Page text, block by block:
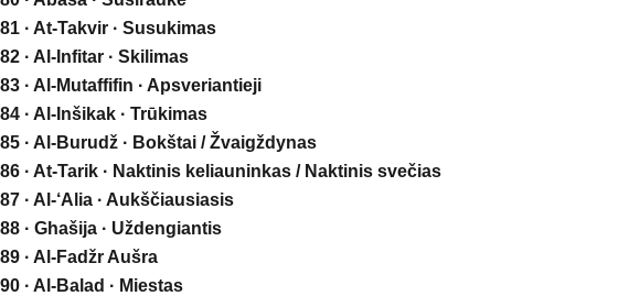
81 · At-Takvir · Susukimas
82 · Al-Infitar · Skilimas
83 · Al-Mutaffifin · Apsveriantieji
84 · Al-Inšikak · Trūkimas
85 · Al-Burudž · Bokštai / Žvaigždynas
86 · At-Tarik · Naktinis keliauninkas / Naktinis svečias
87 · Al-‘Alia · Aukščiausiasis
88 · Ghašija · Uždengiantis
89 · Al-Fadžr Aušra
90 · Al-Balad · Miestas